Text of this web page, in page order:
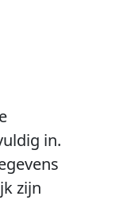
in.
zijn